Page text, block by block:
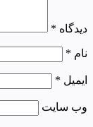
دیدگاه *
نام *
ایمیل *
وب‌ سایت